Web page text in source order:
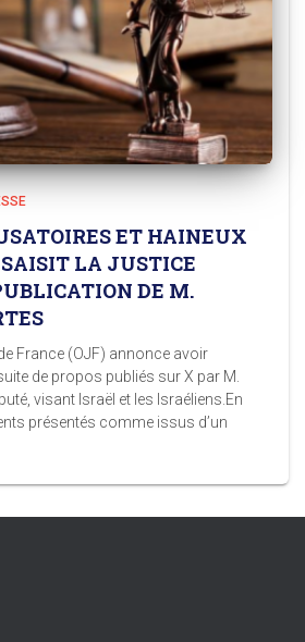
ET HAINEUX
SAISIT LA JUSTICE
DE M.
France (OJF) annonce avoir
de propos publiés sur X par M.
visant Israël et les Israéliens.En
présentés comme issus d’un